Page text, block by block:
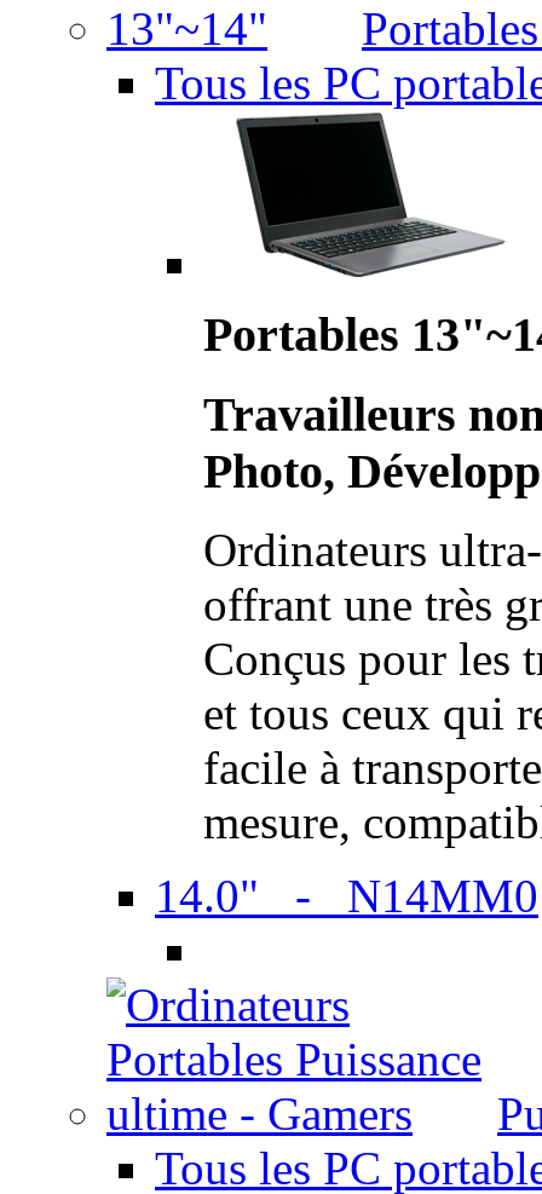
Tous les PC
Portables
Travailleurs
Photo,
Ordinateurs
offrant une très
Conçus pour les
et tous ceux qui
facile à
mesure,
14.0" - N14MM0
Tous les PC